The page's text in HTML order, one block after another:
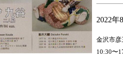
2022年
金沢市彦
10:30〜